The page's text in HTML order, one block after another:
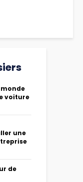
monde
voiture
une
de